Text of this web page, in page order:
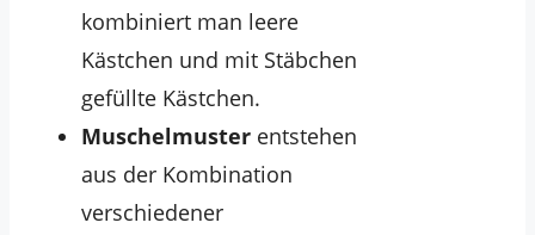
kombiniert man leere
Kästchen und mit Stäbchen
gefüllte Kästchen.
Muschelmuster entstehen
aus der Kombination
verschiedener